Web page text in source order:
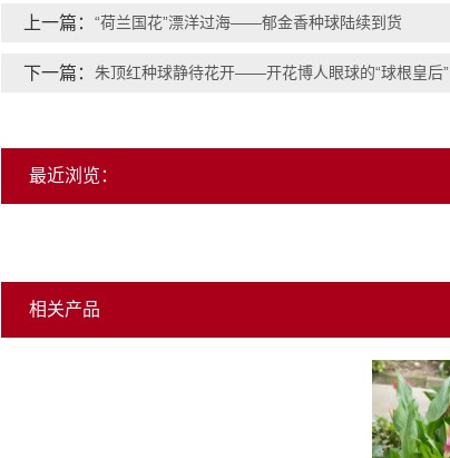
上一篇： “荷兰国花”漂洋过海——郁金香种球陆续到货
下一篇： 朱顶红种球静待花开——开花博人眼球的“球根皇后”
最近浏览：
相关产品